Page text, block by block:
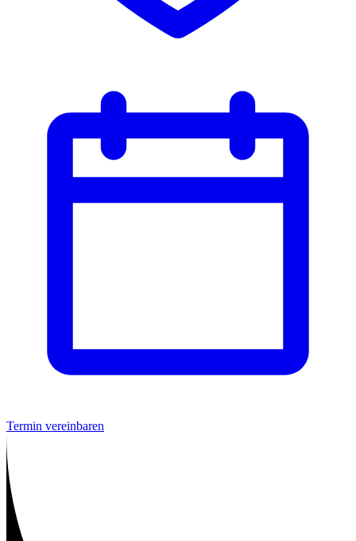
Termin vereinbaren